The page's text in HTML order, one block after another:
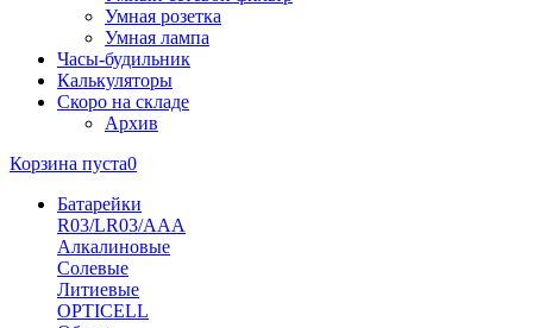
Умная розетка
Умная лампа
Часы-будильник
Калькуляторы
Скоро на складе
Архив
Корзина пуста0
Батарейки
R03/LR03/AAA
Алкалиновые
Солевые
Литиевые
OPTICELL